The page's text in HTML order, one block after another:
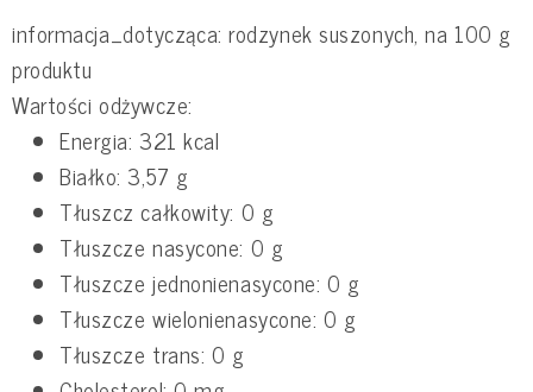
informacja_dotycząca: rodzynek suszonych, na 100 g
produktu
Wartości odżywcze:
Energia: 321 kcal
Białko: 3,57 g
Tłuszcz całkowity: 0 g
Tłuszcze nasycone: 0 g
Tłuszcze jednonienasycone: 0 g
Tłuszcze wielonienasycone: 0 g
Tłuszcze trans: 0 g